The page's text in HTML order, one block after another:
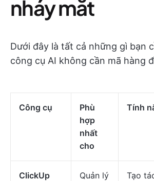
nháy mắt
Dưới đây là tất cả những gì bạn
công cụ AI không cần mã hàng
Công cụ
Phù
hợp
nhất
cho
Tính
ClickUp
Quản lý
Tạo